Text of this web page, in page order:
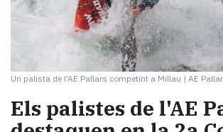
Un palista de l'AE Pallars competint a Millau | AE
Els palistes de l'AE